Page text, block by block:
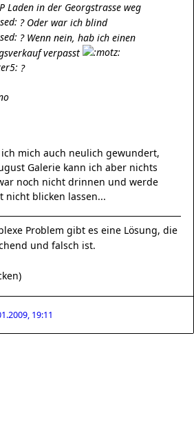
Laden in der Georgstrasse weg
? Oder war ich blind
? Wenn nein, hab ich einen
verpasst
?
mich auch neulich gewundert,
Galerie kann ich aber nichts
noch nicht drinnen und werde
nicht blicken lassen...
Problem gibt es eine Lösung, die
und falsch ist.
19:11